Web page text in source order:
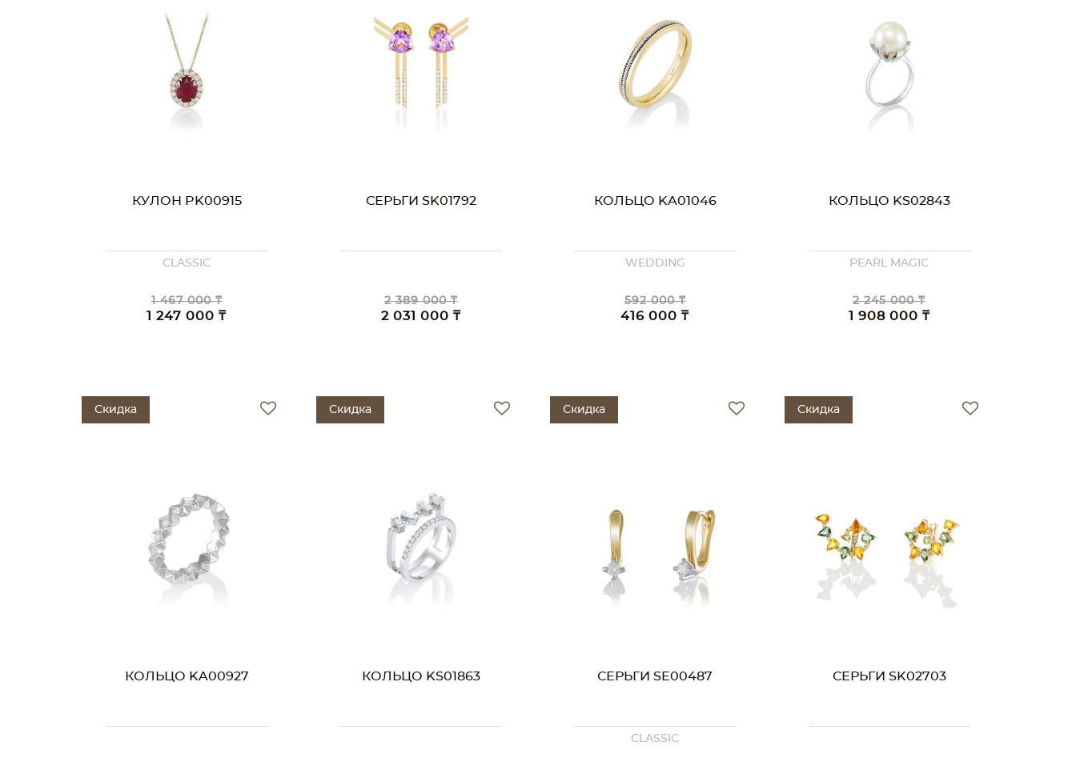
КУЛОН PK00915
CLASSIC
1 467 000 ₸
1 247 000 ₸
СЕРЬГИ SK01792
2 389 000 ₸
2 031 000 ₸
КОЛЬЦО KA01046
WEDDING
592 000 ₸
416 000 ₸
КОЛЬЦО KS02843
PEARL MAGIC
2 245 000 ₸
1 908 000 ₸
Скидка
КОЛЬЦО KA00927
Скидка
КОЛЬЦО KS01863
Скидка
СЕРЬГИ SE00487
CLASSIC
Скидка
СЕРЬГИ SK02703